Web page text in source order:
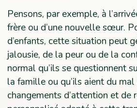
Pensons, par exemple, à
frère ou d’une nouvelle sœur.
d’enfants, cette situation peut
jalousie, de la peur ou de la
normal qu’ils se questionnent
la famille ou qu’ils aient du
changements d’attention et de